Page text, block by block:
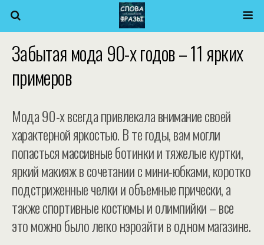
Забытая мода 90-х годов – 11 ярких
примеров
Мода 90-х всегда привлекала внимание своей
характерной яркостью. В те годы, вам могли
попасться массивные ботинки и тяжелые куртки,
яркий макияж в сочетании с мини-юбками, коротко
подстриженные челки и объемные прически, а
также спортивные костюмы и олимпийки – все
это можно было легко нэроайти в одном магазине.